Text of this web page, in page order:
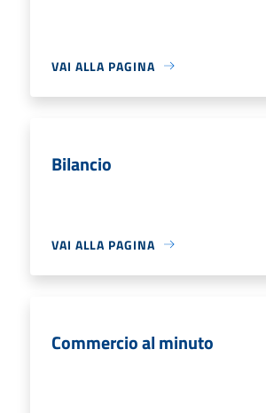
VAI ALLA PAGINA
Bilancio
VAI ALLA PAGINA
Commercio al minuto